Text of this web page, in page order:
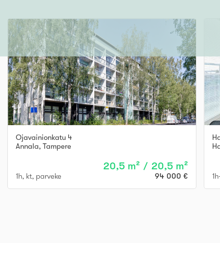
Ojavainionkatu 4
Annala, Tampere
20,5 m² / 20,5 m²
1h, kt, parveke 94 000 €